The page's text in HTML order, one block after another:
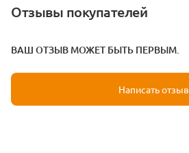
Отзывы покупателей
ВАШ ОТЗЫВ МОЖЕТ БЫТЬ ПЕРВЫМ.
Написать отзыв